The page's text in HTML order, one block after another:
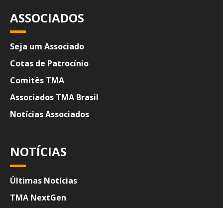
ASSOCIADOS
Seja um Associado
Cotas de Patrocínio
Comitês TMA
Associados TMA Brasil
Notícias Associados
NOTÍCIAS
Últimas Notícias
TMA NextGen